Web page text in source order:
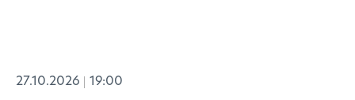
27.10.2026 19:00